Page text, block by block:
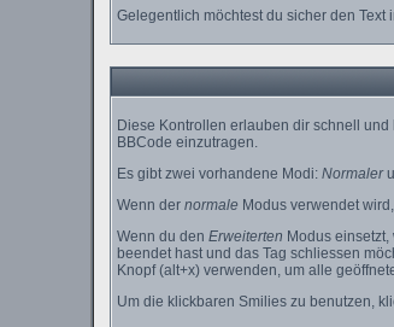
Gelegentlich möchtest du sicher den
Diese Kontrollen erlauben dir schnell
BBCode einzutragen.
Es gibt zwei vorhandene Modi: Normaler
Wenn der normaleModus verwendet
Wenn du den Erweiterten Modus
beendet hast und das Tag schliessen
Knopf (alt+x) verwenden, um alle
Um die klickbaren Smilies zu benutzen,